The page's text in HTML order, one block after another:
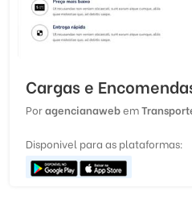
Cargas e
Poragencianawebem
Disponivel para as plataformas: